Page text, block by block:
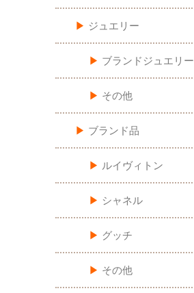
▶︎ ジュエリー
▶︎ ブランドジュエリー
▶︎ その他
▶︎ ブランド品
▶︎ ルイヴィトン
▶︎ シャネル
▶︎ グッチ
▶︎ その他